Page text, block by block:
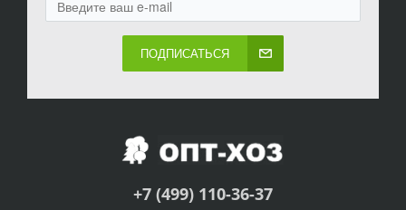
ПОДПИСАТЬСЯ
+7 (499) 110-36-37